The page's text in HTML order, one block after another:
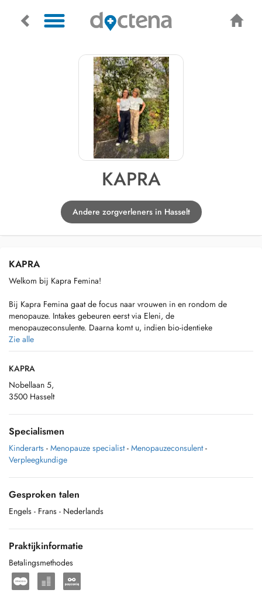
KAPRA
Andere zorgverleners in Hasselt
KAPRA
Welkom bij Kapra Femina!
Bij Kapra Femina gaat de focus naar vrouwen in en rondom de
menopauze. Intakes gebeuren eerst via Eleni, de
menopauzeconsulente. Daarna komt u, indien bio-identieke
hormoonsuppletie nodig is, bij Dr. Rayen terecht.
Vanaf januari 2026 wordt de kinderpraktijk Kapra+ afgebouwd en is
er voor kinderen een patiëntenstop.
Dr. Oud blijft op vrijdag wel nog consultaties doen bij Kapra+. In te
Zie alle
KAPRA
Nobellaan 5,
3500 Hasselt
Specialismen
Kinderarts - Menopauze specialist - Menopauzeconsulent -
Verpleegkundige
Gesproken talen
Engels - Frans - Nederlands
Praktijkinformatie
Betalingsmethodes